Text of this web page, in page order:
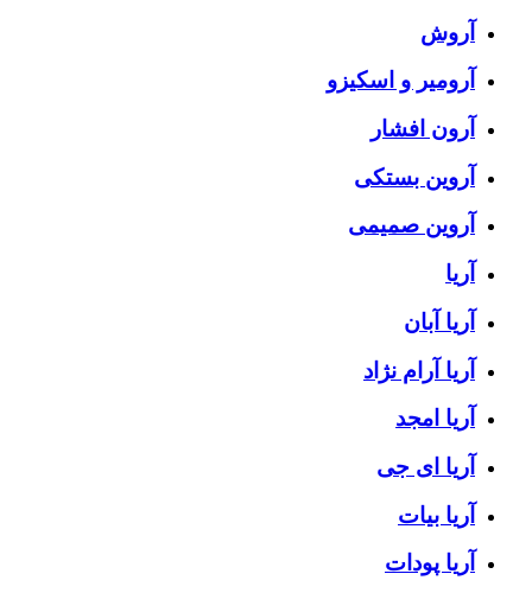
آروش
آرومیر و اسکیزو
آرون افشار
آروین بستکی
آروین صمیمی
آریا
آریا آبان
آریا آرام نژاد
آریا امجد
آریا ای جی
آریا بیات
آریا پودات